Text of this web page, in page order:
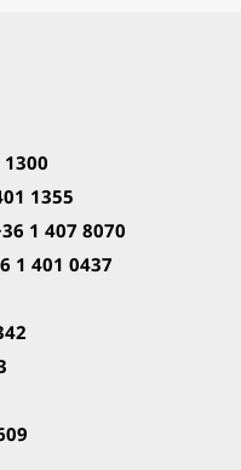
1300
1355
1 407 8070
1 401 0437